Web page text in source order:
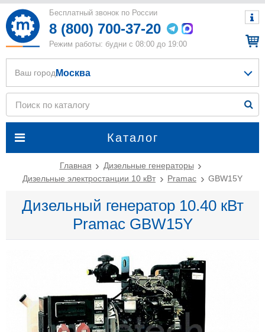
Бесплатный звонок по России
8 (800) 700-37-20
Режим работы: будни с 08:00 до 19:00
Каталог
Ваш город Москва
Главная
Дизельные генераторы
Дизельные электростанции 10 кВт
Pramac GBW15Y
Дизельный генератор 10.40 кВт
Pramac GBW15Y